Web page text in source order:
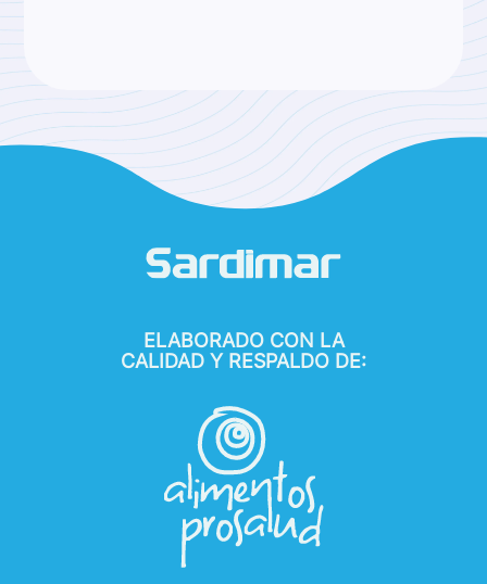
ELABORADO CON LA
CALIDAD Y RESPALDO DE: